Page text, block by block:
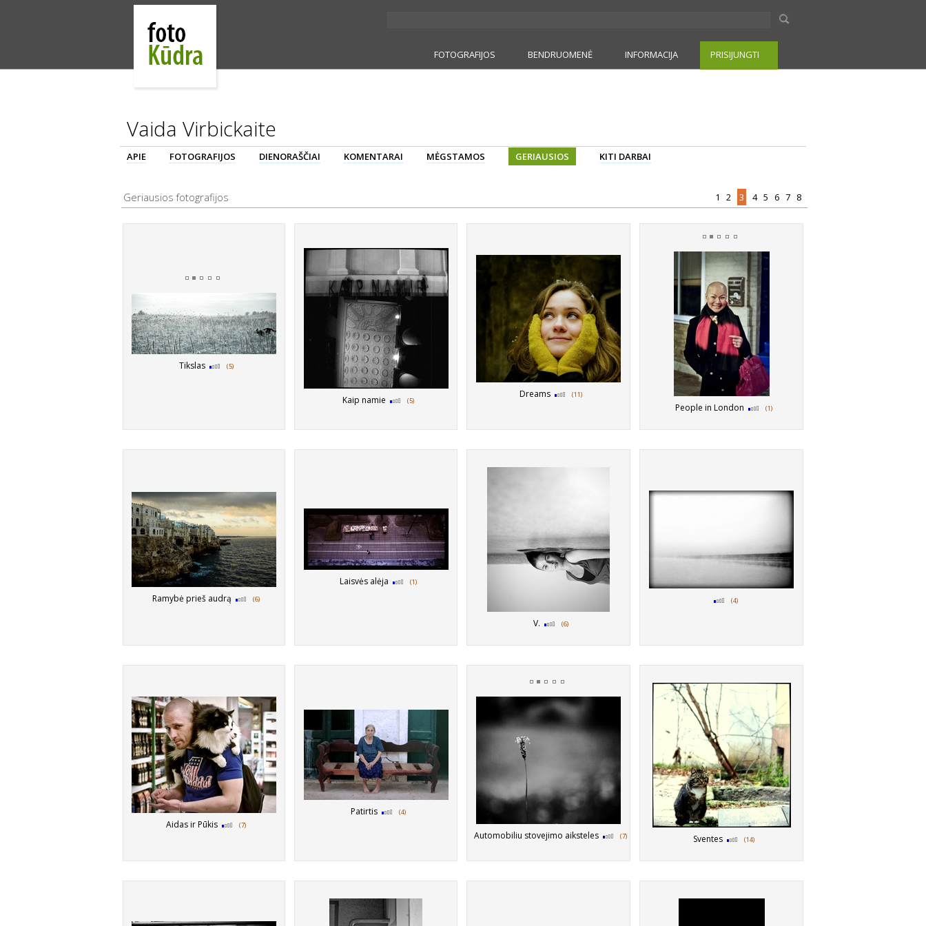
FOTOGRAFIJOS BENDRUOMENĖ INFORMACIJA PRISIJUNGTI
Vaida Virbickaite
APIE FOTOGRAFIJOS DIENORAŠČIAI KOMENTARAI MĖGSTAMOS GERIAUSIOS KITI DARBAI
Geriausios fotografijos 1 2 3 4 5 6 7 8
Tikslas (5)
Kaip namie (5)
Dreams (11)
People in London (1)
Ramybė prieš audrą (6)
Laisvės alėja (1)
V. (6)
(4)
Aidas ir Pūkis (7)
Patirtis (4)
Automobiliu stovejimo aiksteles (7) Sventes (14)